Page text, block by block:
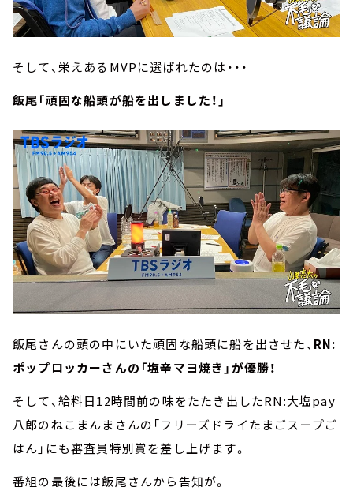
そして、栄えあるMVPに選ばれたのは・・・
飯尾「頑固な船頭が船を出しました！」
飯尾さんの頭の中にいた頑固な船頭に船を出させた、 RN:
ポップロッカーさんの「塩辛マヨ焼き」が優勝！
そして、給料日12時間前の味をたたき出したRN:大塩pay
八郎のねこまんまさんの「フリーズドライたまごスープご
はん」にも審査員特別賞を差し上げます。
番組の最後には飯尾さんから告知が。